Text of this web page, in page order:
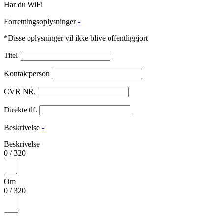
Har du WiFi
Forretningsoplysninger -
*Disse oplysninger vil ikke blive offentliggjort
Titel
Kontaktperson
CVR NR.
Direkte tlf.
Beskrivelse -
Beskrivelse
0 /320
Om
0 /320